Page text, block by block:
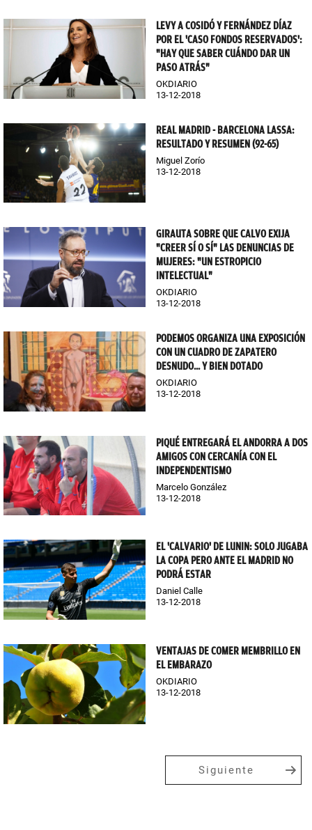
LEVY A COSIDÓ Y FERNÁNDEZ DÍAZ
POR EL 'CASO FONDOS RESERVADOS':
"HAY QUE SABER CUÁNDO DAR UN
PASO ATRÁS"
OKDIARIO
13-12-2018
REAL MADRID - BARCELONA LASSA:
RESULTADO Y RESUMEN (92-65)
Miguel Zorío
13-12-2018
GIRAUTA SOBRE QUE CALVO EXIJA
"CREER SÍ O SÍ" LAS DENUNCIAS DE
MUJERES: "UN ESTROPICIO
INTELECTUAL"
OKDIARIO
13-12-2018
PODEMOS ORGANIZA UNA EXPOSICIÓN
CON UN CUADRO DE ZAPATERO
DESNUDO... Y BIEN DOTADO
OKDIARIO
13-12-2018
PIQUÉ ENTREGARÁ EL ANDORRA A DOS
AMIGOS CON CERCANÍA CON EL
INDEPENDENTISMO
Marcelo González
13-12-2018
EL 'CALVARIO' DE LUNIN: SOLO JUGABA
LA COPA PERO ANTE EL MADRID NO
PODRÁ ESTAR
Daniel Calle
13-12-2018
VENTAJAS DE COMER MEMBRILLO EN
EL EMBARAZO
OKDIARIO
13-12-2018
Siguiente